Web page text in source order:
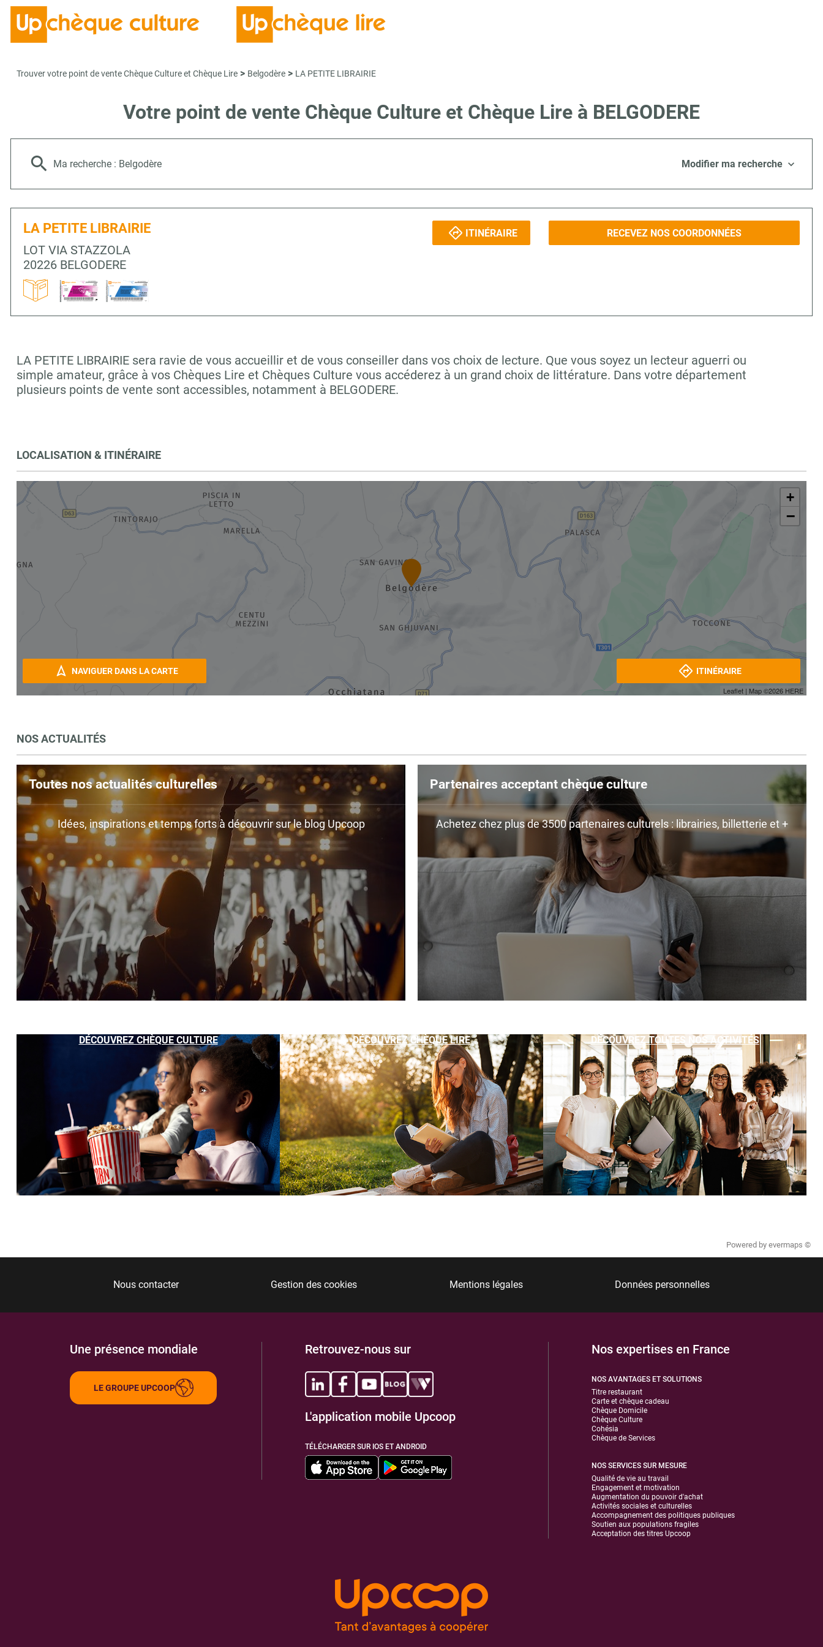
Trouver votre point de vente Chèque Culture et Chèque Lire > Belgodère > LA PETITE LIBRAIRIE
Votre point de vente Chèque Culture et Chèque Lire à BELGODERE
Ma recherche : Belgodère Modifier ma recherche
LA PETITE LIBRAIRIE
LOT VIA STAZZOLA
20226 BELGODERE
ITINÉRAIRE RECEVEZ NOS COORDONNÉES
LA PETITE LIBRAIRIE sera ravie de vous accueillir et de vous conseiller dans vos choix de lecture. Que vous soyez un lecteur aguerri ou
simple amateur, grâce à vos Chèques Lire et Chèques Culture vous accéderez à un grand choix de littérature. Dans votre département
plusieurs points de vente sont accessibles, notamment à BELGODERE.
LOCALISATION & ITINÉRAIRE
+
−
Leaflet | Map ©2026 HERE
NAVIGUER DANS LA CARTE ITINÉRAIRE
NOS ACTUALITÉS
Toutes nos actualités culturelles
Idées, inspirations et temps forts à découvrir sur le blog Upcoop
Partenaires acceptant chèque culture
Achetez chez plus de 3500 partenaires culturels : librairies, billetterie et +
DÉCOUVREZ CHÈQUE CULTURE DÉCOUVREZ CHÈQUE LIRE DÉCOUVREZ TOUTES NOS ACTIVITÉS
Powered by evermaps ©
Nous contacter Gestion des cookies Mentions légales Données personnelles
Une présence mondiale
LE GROUPE UPCOOP
Retrouvez-nous sur
L'application mobile Upcoop
TÉLÉCHARGER SUR IOS ET ANDROID
Nos expertises en France
NOS AVANTAGES ET SOLUTIONS
Titre restaurant
Carte et chèque cadeau
Chèque Domicile
Chèque Culture
Cohésia
Chèque de Services
NOS SERVICES SUR MESURE
Qualité de vie au travail
Engagement et motivation
Augmentation du pouvoir d'achat
Activités sociales et culturelles
Accompagnement des politiques publiques
Soutien aux populations fragiles
Acceptation des titres Upcoop